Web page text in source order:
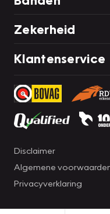
Zekerheid
Klantenservice
Disclaimer
Algemene
Privacyverklaring